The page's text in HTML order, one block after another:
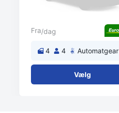
Fra/dag
4 4 Automatgear
Vælg